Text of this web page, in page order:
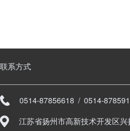
联系方式
0514-87856618 / 0514-
江苏省扬州市高新技术开发区